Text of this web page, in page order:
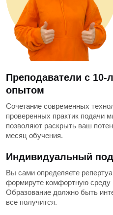
Преподаватели с 10-
опытом
Сочетание современных
проверенных практик подачи
позволяют раскрыть ваш
месяц обучения.
Индивидуальный
Вы сами определяете
формируте комфортную среду
Образование должно быть
все получится.